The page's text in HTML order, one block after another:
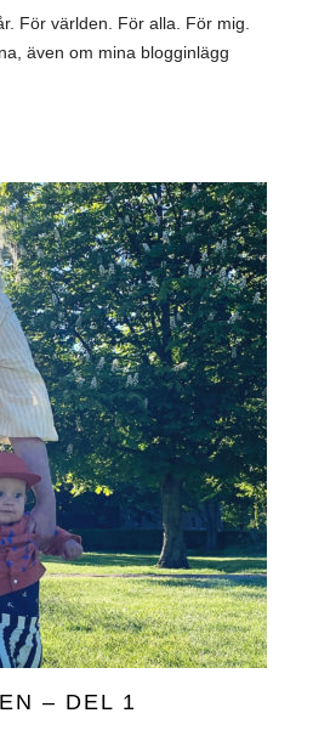
För världen. För alla. För mig.
även om mina blogginlägg
– DEL 1